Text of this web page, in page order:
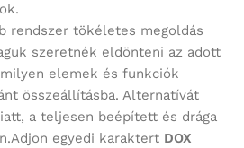
rendszer tökéletes megoldás
szeretnék eldönteni az adott
elemek és funkciók
összeállításba. Alternatívát
a teljesen beépített és drága
egyedi karaktert DOX